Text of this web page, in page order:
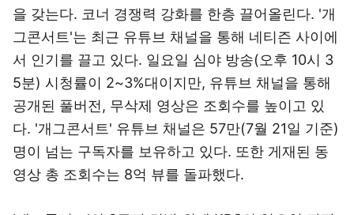
을 갖는다. 코너 경쟁력 강화를 한층 끌어올린다. '개
그콘서트'는 최근 유튜브 채널을 통해 네티즌 사이에
서 인기를 끌고 있다. 일요일 심야 방송(오후 10시 3
5분) 시청률이 2~3%대이지만, 유튜브 채널을 통해
공개된 풀버전, 무삭제 영상은 조회수를 높이고 있
다. '개그콘서트' 유튜브 채널은 57만(7월 21일 기준)
명이 넘는 구독자를 보유하고 있다. 또한 게재된 동
영상 총 조회수는 8억 뷰를 돌파했다.